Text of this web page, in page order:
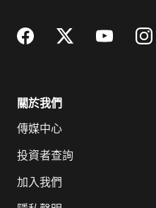
關於我們
傳媒中心
投資者查詢
加入我們